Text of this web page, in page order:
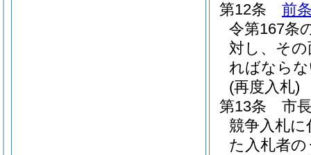
第12条
前
令第167条
対し、そ
ればなら
(再度入札)
第13条
市
競争入札
た入札者